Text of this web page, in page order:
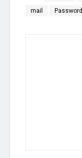
mail Password